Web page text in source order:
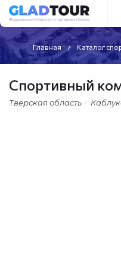
Главная Каталог
Спортивный
Тверская область